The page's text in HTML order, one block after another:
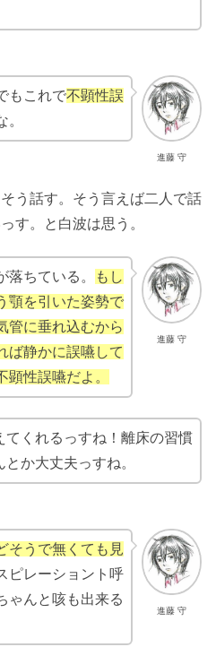
進藤 守
もこれで不顕性誤
う話す。そう言えば二人で話
す。と白波は思う。
進藤 守
ちている。
もし
顎を引いた姿勢で
管に垂れ込むから
ば静かに誤嚥して
顕性誤嚥だよ。
てくれるっすね！離床の習慣
か大丈夫っすね。
進藤 守
そうで無くても見
ピレーショント呼
ゃんと咳も出来る